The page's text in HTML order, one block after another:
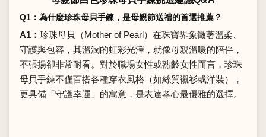
Q1：為什麼珍珠母貝手鍊，是母親節送禮的首選推薦？
A1： 珍珠母貝（Mother of Pearl）在珠寶界象徵著溫柔、
守護與包容，其溫潤的虹彩光澤，就像母親溫暖的陪伴，
不張揚卻非常耐看。對於職場女性或熟齡女性而言，珍珠
母貝手鍊不僅百搭各種穿衣風格（如絲質襯衫或洋裝），
更具備「守護幸運」的寓意，是表達孝心最優雅的選擇。